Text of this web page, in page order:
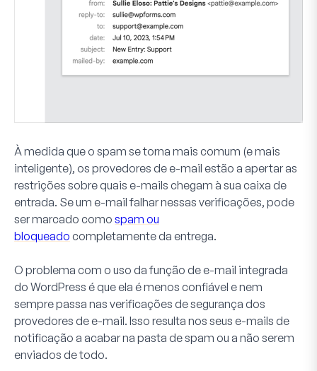
À medida que o spam se torna mais comum (e mais
inteligente), os provedores de e-mail estão a apertar as
restrições sobre quais e-mails chegam à sua caixa de
entrada. Se um e-mail falhar nessas verificações, pode
ser marcado como spam ou
bloqueado completamente da entrega.
O problema com o uso da função de e-mail integrada
do WordPress é que ela é menos confiável e nem
sempre passa nas verificações de segurança dos
provedores de e-mail. Isso resulta nos seus e-mails de
notificação a acabar na pasta de spam ou a não serem
enviados de todo.